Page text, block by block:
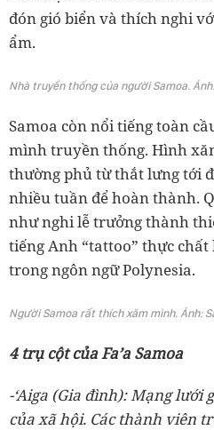
đón gió biển và thích nghi
ẩm.
Nhà truyền thống của người Samoa.
Samoa còn nổi tiếng toàn
mình truyền thống. Hình
thường phủ từ thắt lưng tới
nhiều tuần để hoàn thành.
như nghi lễ trưởng thành
tiếng Anh “tattoo” thực
trong ngôn ngữ Polynesia.
Người Samoa rất thích xăm mình. Ảnh:
4 trụ cột của Fa’a Samoa
-‘Aiga (Gia đình): Mạng lưới
của xã hội. Các thành viên